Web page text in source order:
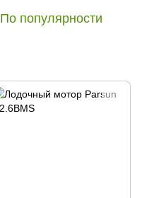
По популярности